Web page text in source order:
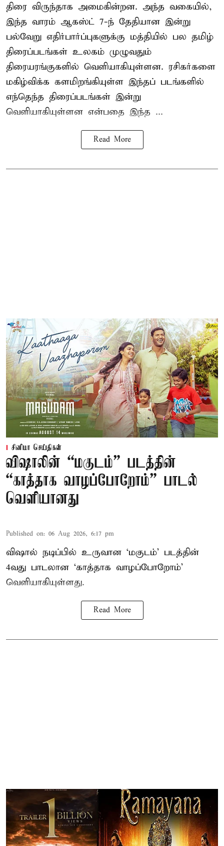
திரை விருந்தாக அமைகின்றன. அந்த வகையில்,
இந்த வாரம் ஆகஸ்ட் 7-ந் தேதியான இன்று
பல்வேறு எதிர்பார்ப்புகளுக்கு மத்தியில் பல தமிழ்
திரைப்படங்கள் உலகம் முழுவதும்
திரையரங்குகளில் வெளியாகியுள்ளன. ரசிகர்களை
மகிழ்விக்க களமிறங்கியுள்ள இந்தப் படங்களில்
எந்தெந்த திரைப்படங்கள் இன்று
வெளியாகியுள்ளன என்பதை இந்த ...
Read More
சினிமா செய்திகள்
விஷாலின் “மகுடம்” படத்தின்
“காத்தாக வாழப்போறோம்” பாடல்
வெளியானது
Published on: 06 Aug 2026, 6:17 pm
விஷால் நடிப்பில் உருவான ‘மகுடம்’ படத்தின்
4வது பாடலான ‘காத்தாக வாழப்போறோம்’
வெளியாகியுள்ளது.
Read More